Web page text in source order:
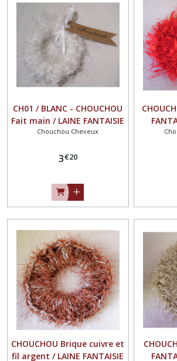
CH01 / BLANC - CHOUCHOU
Fait main / LAINE FANTAISIE
CROCHET / ÉLASTIQUE
Chouchou Cheveux
3€20
CHOUCHOU Brique cuivre et
fil argent / LAINE FANTAISIE